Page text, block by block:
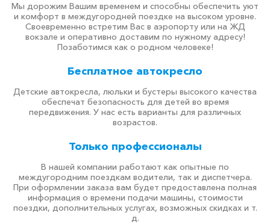
Мы дорожим Вашим временем и способны обеспечить уют
и комфорт в междугородней поездке на высоком уровне.
Своевременно встретим Вас в аэропорту или на ЖД
вокзале и оперативно доставим по нужному адресу!
Позаботимся как о родном человеке!
Бесплатное автокресло
Детские автокресла, люльки и бустеры высокого качества
обеспечат безопасность для детей во время
передвижения. У нас есть варианты для различных
возрастов.
Только профессионалы
В нашей компании работают как опытные по
междугородним поездкам водители, так и диспетчера.
При оформлении заказа вам будет предоставлена полная
информация о времени подачи машины, стоимости
поездки, дополнительных услугах, возможных скидках и т.
д.